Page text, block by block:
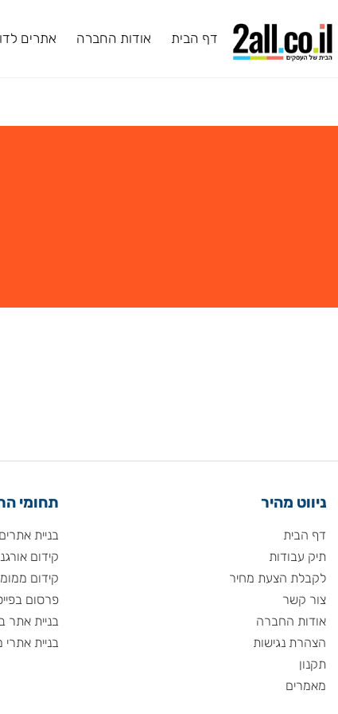
דף הבית אודות החברה אתרים לדוגמא
הצעת מחיר
החברה
בניית אתרים
קידום אורגני
קידום ממומן
פרסום בפייסבוק
בניית אתר בחינם